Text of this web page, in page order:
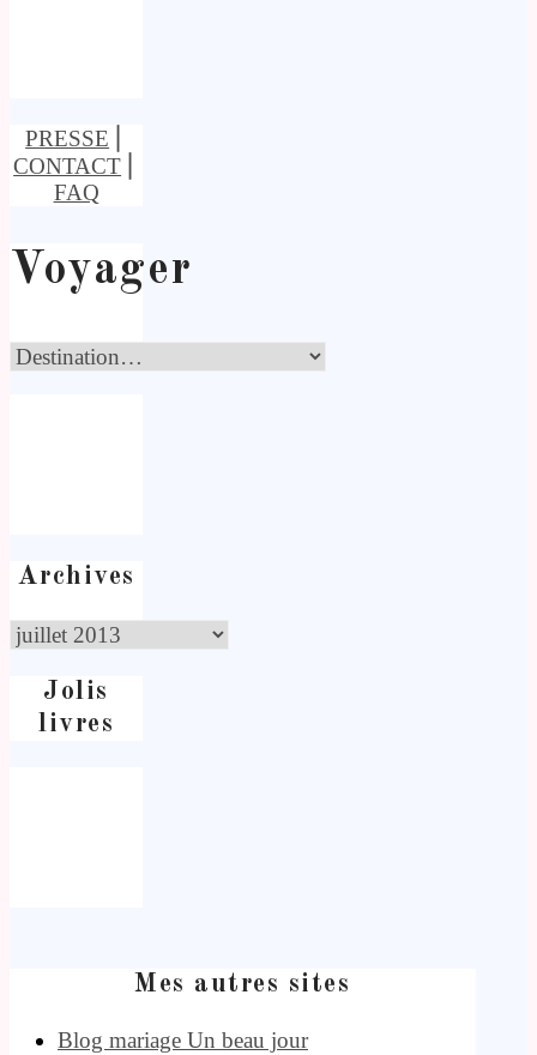
PRESSE
CONTACT
FAQ
Voyager
Archives
Jolis
livres
Mes autres sites
Blog mariage Un beau jour